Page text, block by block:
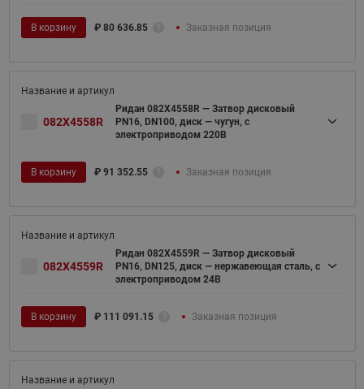
В корзину ₽ 80 636.85 Заказная позиция
082X4558R
Ридан 082X4558R — Затвор дисковый
PN16, DN100, диск — чугун, с
электроприводом 220В
В корзину ₽ 91 352.55 Заказная позиция
082X4559R
Ридан 082X4559R — Затвор дисковый
PN16, DN125, диск — нержавеющая сталь, с
электроприводом 24В
В корзину ₽ 111 091.15 Заказная позиция